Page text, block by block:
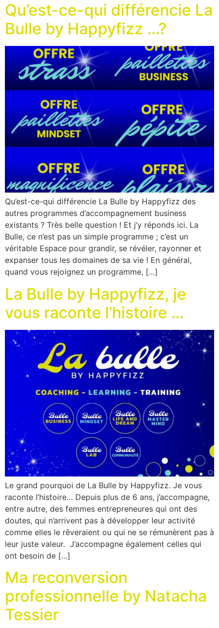
Qu’est-ce-qui différencie La
Bulle by Happyfizz …?
Qu’est-ce-qui différencie La Bulle by Happyfizz des
autres programmes d’accompagnement business
existants ? Très belle question ! Et j’y réponds ici. La
Bulle, ce n’est pas un simple programme ; c’est un
véritable Espace pour grandir, se révéler, rayonner et
expanser tous les domaines de sa vie ! En général,
quand vous rejoignez un programme, […]
La Bulle by Happyfizz, je
vous raconte l’histoire …
Le grand pourquoi de La Bulle by Happyfizz. Je vous
raconte l’histoire… Depuis plus de 6 ans, j’accompagne,
entre autre, des femmes entrepreneures qui ont des
doutes, qui n’arrivent pas à développer leur activité
comme elles le rêveraient ou qui ne se rémunèrent pas à
leur juste valeur. J’accompagne également celles qui
ont besoin de […]
Ma reconversion
professionnelle by Natacha
Tessier